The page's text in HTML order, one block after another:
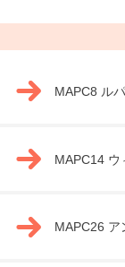
MAPC8 ル
MAPC14 ウ
MAPC26 ア